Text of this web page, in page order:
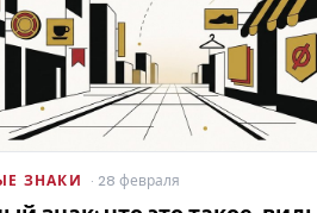
ЗНАКИ · 28 февраля